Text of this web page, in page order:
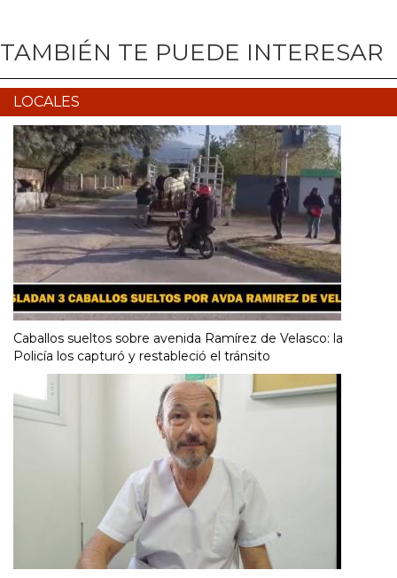
TAMBIÉN TE PUEDE INTERESAR
LOCALES
Caballos sueltos sobre avenida Ramírez de Velasco: la
Policía los capturó y restableció el tránsito